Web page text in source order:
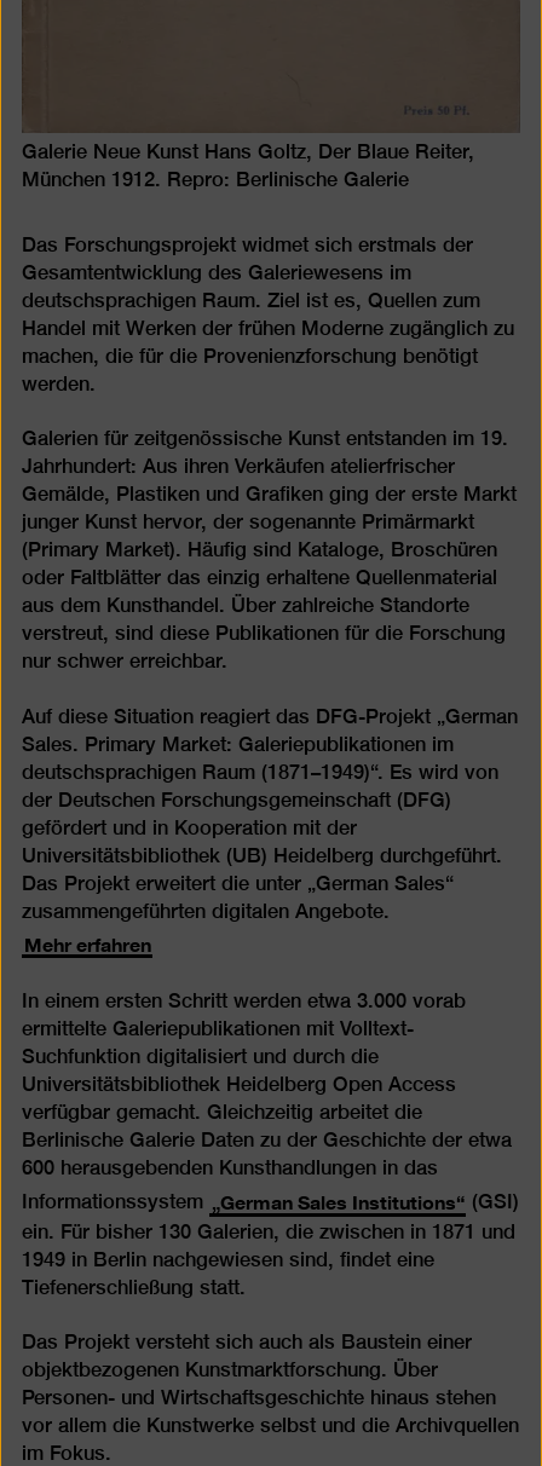
Galerie Neue Kunst Hans Goltz, Der Blaue Reiter,
München 1912. Repro: Berlinische Galerie
Das Forschungsprojekt widmet sich erstmals der
Gesamtentwicklung des Galeriewesens im
deutschsprachigen Raum. Ziel ist es, Quellen zum
Handel mit Werken der frühen Moderne zugänglich zu
machen, die für die Provenienzforschung benötigt
werden.
Galerien für zeitgenössische Kunst entstanden im 19.
Jahrhundert: Aus ihren Verkäufen atelierfrischer
Gemälde, Plastiken und Grafiken ging der erste Markt
junger Kunst hervor, der sogenannte Primärmarkt
(Primary Market). Häufig sind Kataloge, Broschüren
oder Faltblätter das einzig erhaltene Quellenmaterial
aus dem Kunsthandel. Über zahlreiche Standorte
verstreut, sind diese Publikationen für die Forschung
nur schwer erreichbar.
Auf diese Situation reagiert das DFG-Projekt „German
Sales. Primary Market: Galeriepublikationen im
deutschsprachigen Raum (1871–1949)“. Es wird von
der Deutschen Forschungsgemeinschaft (DFG)
gefördert und in Kooperation mit der
Universitätsbibliothek (UB) Heidelberg durchgeführt.
Das Projekt erweitert die unter „German Sales“
zusammengeführten digitalen Angebote.
Mehr erfahren
In einem ersten Schritt werden etwa 3.000 vorab
ermittelte Galeriepublikationen mit Volltext-
Suchfunktion digitalisiert und durch die
Universitätsbibliothek Heidelberg Open Access
verfügbar gemacht. Gleichzeitig arbeitet die
Berlinische Galerie Daten zu der Geschichte der etwa
600 herausgebenden Kunsthandlungen in das
Informationssystem „German Sales Institutions“ (GSI)
ein. Für bisher 130 Galerien, die zwischen in 1871 und
1949 in Berlin nachgewiesen sind, findet eine
Tiefenerschließung statt.
Das Projekt versteht sich auch als Baustein einer
objektbezogenen Kunstmarktforschung. Über
Personen- und Wirtschaftsgeschichte hinaus stehen
vor allem die Kunstwerke selbst und die Archivquellen
im Fokus.